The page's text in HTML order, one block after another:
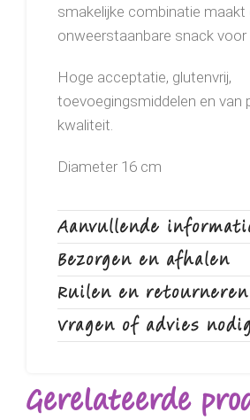
smakelijke combinatie
onweerstaanbare snack voor
Hoge acceptatie, glutenvrij,
toevoegingsmiddelen en van
kwaliteit.
Diameter 16 cm
Aanvullende
Bezorgen en afhalen
Ruilen en retourneren
Vragen of advies
Gerelateerde